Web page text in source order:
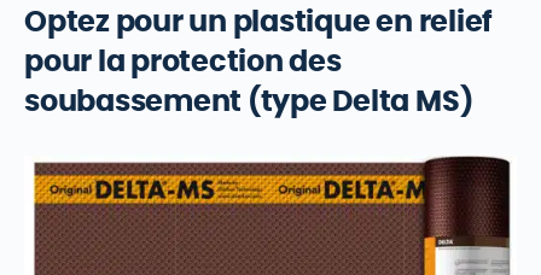
Optez pour un plastique en relief
pour la protection des
soubassement (type Delta MS)